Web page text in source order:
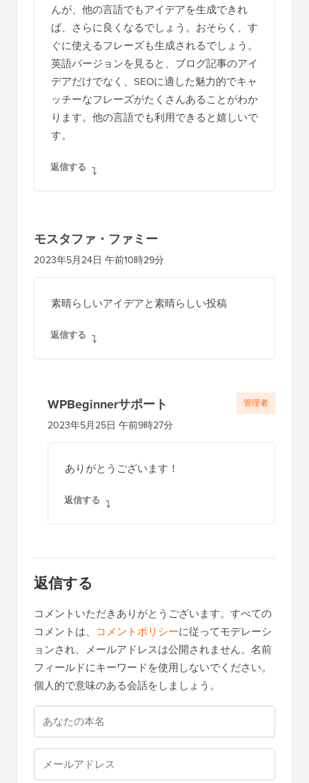
んが、他の言語でもアイデアを生成できれ
ば、さらに良くなるでしょう。おそらく、す
ぐに使えるフレーズも生成されるでしょう。
英語バージョンを見ると、ブログ記事のアイ
デアだけでなく、SEOに適した魅力的でキャ
ッチーなフレーズがたくさんあることがわか
ります。他の言語でも利用できると嬉しいで
す。
返信する
モスタファ・ファミー
2023年5月24日 午前10時29分
素晴らしいアイデアと素晴らしい投稿
返信する
WPBeginnerサポート
2023年5月25日 午前9時27分
ありがとうございます！
返信する
管理者
返信する
コメントいただきありがとうございます。すべての
コメントは、 コメントポリシーに従ってモデレーシ
ョンされ、メールアドレスは公開されません。名前
フィールドにキーワードを使用しないでください。
個人的で意味のある会話をしましょう。